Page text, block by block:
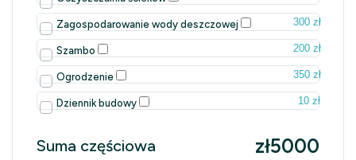
Zagospodarowanie wody deszczowej 300 zł
Szambo 200 zł
Ogrodzenie 350 zł
Dziennik budowy 10 zł
Suma częściowa zł5000